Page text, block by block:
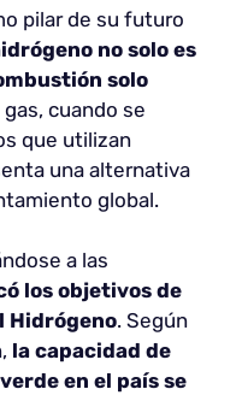
pilar de su futuro
no solo es
solo
gas, cuando se
que utilizan
una alternativa
global.
a las
los objetivos de
Hidrógeno. Según
la capacidad de
en el país se